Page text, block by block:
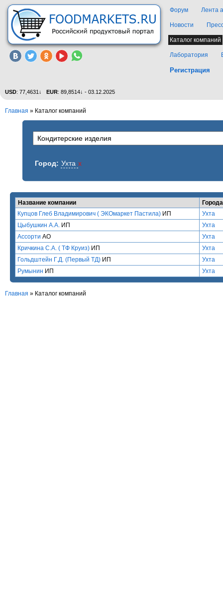
Форум Лента
Новости
Каталог компаний
Лаборатория
Регистрация
USD: 77,4631↓ EUR: 89,8514↓ - 03.12.2025
Главная » Каталог компаний
Город: Ухта x
Название компании
Города
Купцов Глеб Владимирович ( ЭКОмаркет Пастила) ИП
Ухта
Цыбушкин А.А. ИП
Ухта
Ассорти АО
Ухта
Кричкина С.А. ( ТФ Круиз) ИП
Ухта
Гольдштейн Г.Д. (Первый ТД) ИП
Ухта
Румынин ИП Ухта
Главная » Каталог компаний